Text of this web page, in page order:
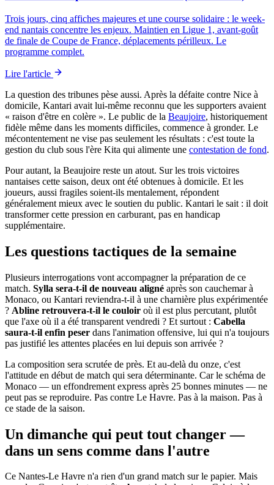
Trois jours, cinq affiches majeures et une course solidaire : le week-
end nantais concentre les enjeux. Maintien en Ligue 1, avant-goût
de finale de Coupe de France, déplacements périlleux. Le
programme complet.
Lire l'article
La question des tribunes pèse aussi. Après la défaite contre Nice à
domicile, Kantari avait lui-même reconnu que les supporters avaient
« raison d'être en colère ». Le public de la Beaujoire, historiquement
fidèle même dans les moments difficiles, commence à gronder. Le
mécontentement ne vise pas seulement les résultats : c'est toute la
gestion du club sous l'ère Kita qui alimente une contestation de fond.
Pour autant, la Beaujoire reste un atout. Sur les trois victoires
nantaises cette saison, deux ont été obtenues à domicile. Et les
joueurs, aussi fragiles soient-ils mentalement, répondent
généralement mieux avec le soutien du public. Kantari le sait : il doit
transformer cette pression en carburant, pas en handicap
supplémentaire.
Les questions tactiques de la semaine
Plusieurs interrogations vont accompagner la préparation de ce
match. Sylla sera-t-il de nouveau aligné après son cauchemar à
Monaco, ou Kantari reviendra-t-il à une charnière plus expérimentée
? Abline retrouvera-t-il le couloir où il est plus percutant, plutôt
que l'axe où il a été transparent vendredi ? Et surtout : Cabella
saura-t-il enfin peser dans l'animation offensive, lui qui n'a toujours
pas justifié les attentes placées en lui depuis son arrivée ?
La composition sera scrutée de près. Et au-delà du onze, c'est
l'attitude en début de match qui sera déterminante. Car le schéma de
Monaco — un effondrement express après 25 bonnes minutes — ne
peut pas se reproduire. Pas contre Le Havre. Pas à la maison. Pas à
ce stade de la saison.
Un dimanche qui peut tout changer —
dans un sens comme dans l'autre
Ce Nantes-Le Havre n'a rien d'un grand match sur le papier. Mais